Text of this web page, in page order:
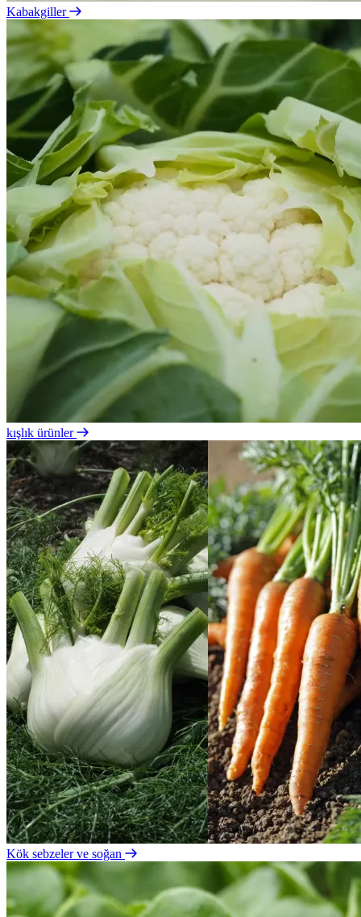
Kabakgiller
kışlık ürünler
Kök sebzeler ve soğan